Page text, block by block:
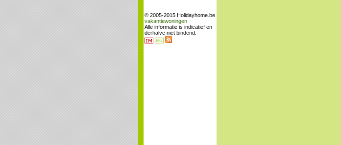
© 2005-2015 Holidayhome.be
vakantiewoningen
Alle informatie is indicatief en
derhalve niet bindend.